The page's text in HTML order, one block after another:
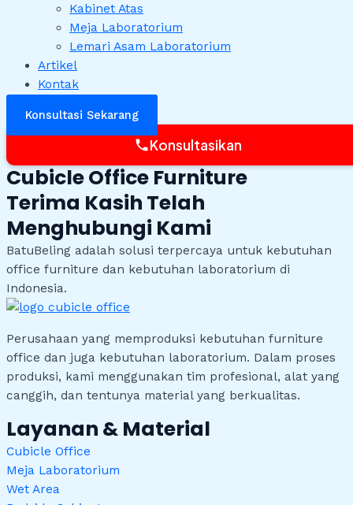
Kabinet Atas
Meja Laboratorium
Lemari Asam Laboratorium
Artikel
Kontak
Konsultasi Sekarang
phoneKonsultasikan
Cubicle Office Furniture
Terima Kasih Telah
Menghubungi Kami
BatuBeling adalah solusi terpercaya untuk kebutuhan
office furniture dan kebutuhan laboratorium di
Indonesia.
Perusahaan yang memproduksi kebutuhan furniture
office dan juga kebutuhan laboratorium. Dalam proses
produksi, kami menggunakan tim profesional, alat yang
canggih, dan tentunya material yang berkualitas.
Layanan & Material
Cubicle Office
Meja Laboratorium
Wet Area